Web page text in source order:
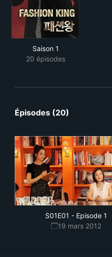
Saison 1
20 épisodes
Épisodes (20)
S01E01 - Episode 1
19 mars 2012